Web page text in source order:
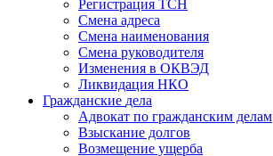
Регистрация ТСН
Смена адреса
Смена наименования
Смена руководителя
Изменения в ОКВЭД
Ликвидация НКО
Гражданские дела
Адвокат по гражданским делам
Взыскание долгов
Возмещение ущерба